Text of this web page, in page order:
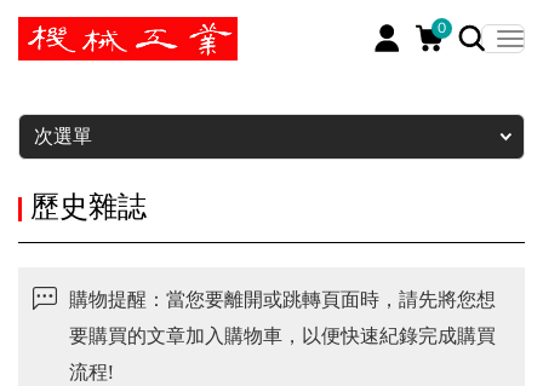
0
暫停
次選單
歷史雜誌
購物提醒：當您要離開或跳轉頁面時，請先將您想
要購買的文章加入購物車，以便快速紀錄完成購買
流程!